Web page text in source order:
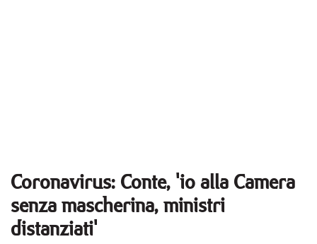
Coronavirus: Conte, 'io alla Camera
senza mascherina, ministri
distanziati'